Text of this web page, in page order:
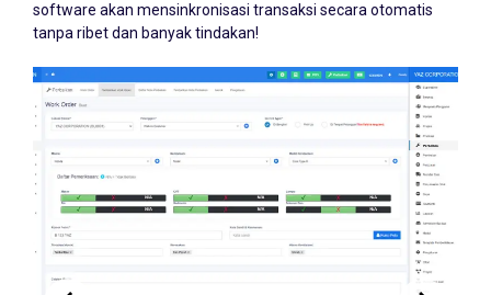
software akan mensinkronisasi transaksi secara otomatis
tanpa ribet dan banyak tindakan!